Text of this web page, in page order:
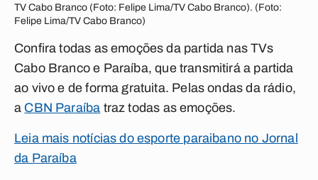
TV Cabo Branco (Foto: Felipe Lima/TV Cabo Branco). (Foto:
Felipe Lima/TV Cabo Branco)
Confira todas as emoções da partida nasTVs
Cabo Branco e Paraíba, que transmitirá a partida
ao vivo e de forma gratuita. Pelas ondas da rádio,
a CBN Paraíba traz todas as emoções.
Leia mais notícias do esporte paraibano no Jornal
da Paraíba